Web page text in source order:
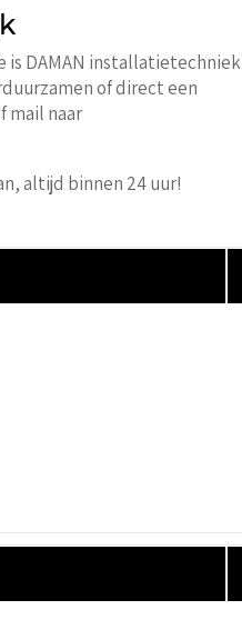
is DAMAN installatietechniek
of direct een
mail naar
altijd binnen 24 uur!